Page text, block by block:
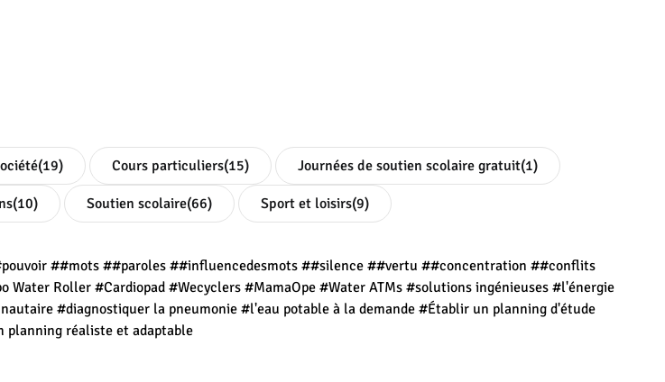
(19) Cours particuliers(15) Journées de soutien scolaire gratuit(1)
(10) Soutien scolaire(66) Sport et loisirs(9)
##mots ##paroles ##influencedesmots ##silence ##vertu ##concentration ##conflits
Water Roller#Cardiopad #Wecyclers #MamaOpe #Water ATMs #solutions ingénieuses #l'énergie
#diagnostiquer la pneumonie #l'eau potable à la demande #Établir un planning d'étude
planning réaliste et adaptable